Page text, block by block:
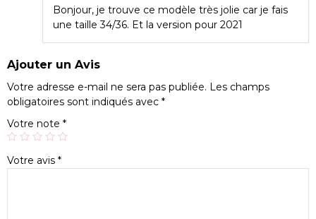
5
Bonjour, je trouve ce modèle très jolie car je fais
une taille 34/36. Et la version pour 2021
Ajouter un Avis
Votre adresse e-mail ne sera pas publiée. Les champs
obligatoires sont indiqués avec *
Votre note *
Votre avis *